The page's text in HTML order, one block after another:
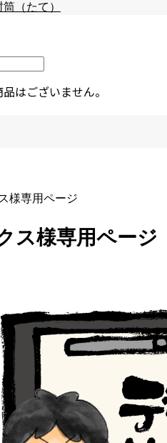
（たて）
はございません。
様専用ページ
ス様専用ページ